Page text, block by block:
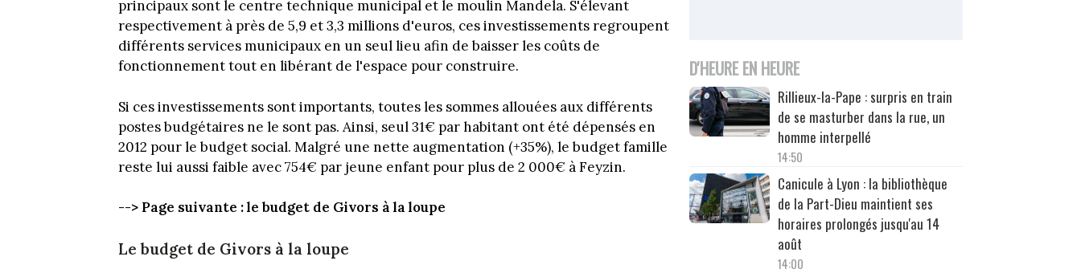
principaux sont le centre technique municipal et le moulin Mandela. S'élevant
respectivement à près de 5,9 et 3,3 millions d'euros, ces investissements regroupent
différents services municipaux en un seul lieu afin de baisser les coûts de
fonctionnement tout en libérant de l'espace pour construire.
Si ces investissements sont importants, toutes les sommes allouées aux différents
postes budgétaires ne le sont pas. Ainsi, seul 31€ par habitant ont été dépensés en
2012 pour le budget social. Malgré une nette augmentation (+35%), le budget famille
reste lui aussi faible avec 754€ par jeune enfant pour plus de 2 000€ à Feyzin.
--> Page suivante : le budget de Givors à la loupe
Le budget de Givors à la loupe
D'HEURE EN HEURE
Rillieux-la-Pape : surpris en train
de se masturber dans la rue, un
homme interpellé
14:50
Canicule à Lyon : la bibliothèque
de la Part-Dieu maintient ses
horaires prolongés jusqu'au 14
août
14:00